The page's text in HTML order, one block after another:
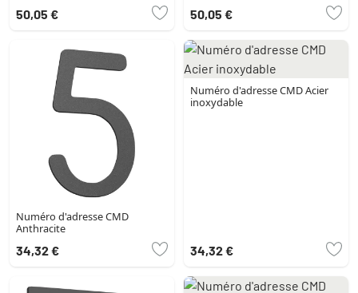
50,05 € 50,05 €
Numéro d'adresse CMD
Anthracite
34,32 €
Numéro d'adresse CMD Acier
inoxydable
34,32 €